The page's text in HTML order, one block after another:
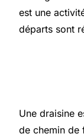
est une
départs sont
Une draisine
de chemin de